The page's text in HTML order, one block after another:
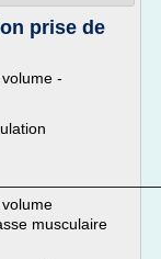
prise de
-
musculaire